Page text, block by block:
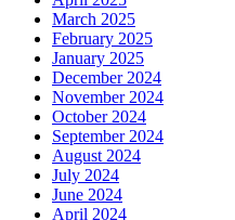
March 2025
February 2025
January 2025
December 2024
November 2024
October 2024
September 2024
August 2024
July 2024
June 2024
April 2024